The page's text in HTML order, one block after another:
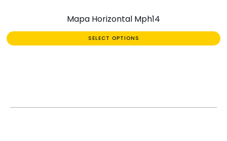
Mapa Horizontal Mph14
SELECT OPTIONS